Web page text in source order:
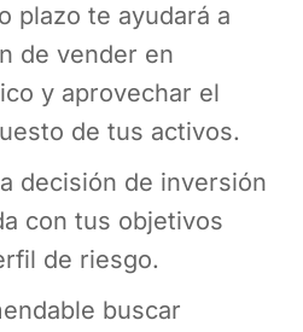
plazo te ayudará a
de vender en
y aprovechar el
de tus activos.
decisión de inversión
con tus objetivos
de riesgo.
buscar